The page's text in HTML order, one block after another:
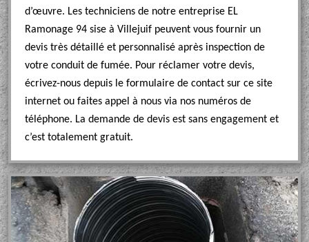
d’œuvre. Les techniciens de notre entreprise EL
Ramonage 94 sise à Villejuif peuvent vous fournir un
devis très détaillé et personnalisé après inspection de
votre conduit de fumée. Pour réclamer votre devis,
écrivez-nous depuis le formulaire de contact sur ce site
internet ou faites appel à nous via nos numéros de
téléphone. La demande de devis est sans engagement et
c’est totalement gratuit.